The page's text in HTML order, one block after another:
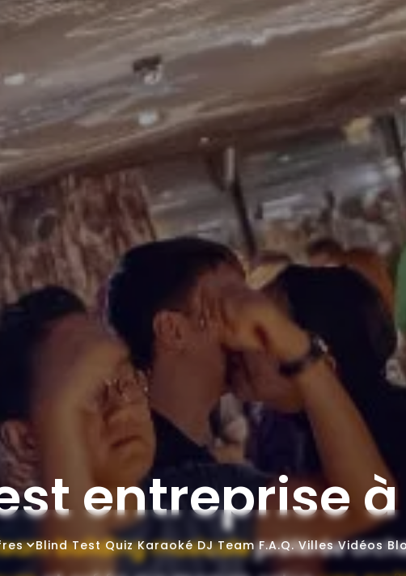
entreprise
building musicalepréférée
Blind Test Quiz Karaoké DJ Team F.A.Q. Villes Vidéos